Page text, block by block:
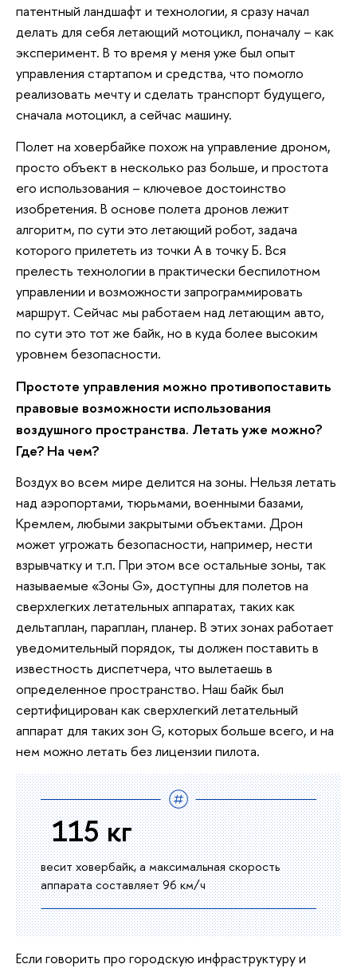
патентный ландшафт и технологии, я сразу начал
делать для себя летающий мотоцикл, поначалу – как
эксперимент. В то время у меня уже был опыт
управления стартапом и средства, что помогло
реализовать мечту и сделать транспорт будущего,
сначала мотоцикл, а сейчас машину.
Полет на ховербайке похож на управление дроном,
просто объект в несколько раз больше, и простота
его использования – ключевое достоинство
изобретения. В основе полета дронов лежит
алгоритм, по сути это летающий робот, задача
которого прилететь из точки А в точку Б. Вся
прелесть технологии в практически беспилотном
управлении и возможности запрограммировать
маршрут. Сейчас мы работаем над летающим авто,
по сути это тот же байк, но в куда более высоким
уровнем безопасности.
Простоте управления можно противопоставить
правовые возможности использования
воздушного пространства. Летать уже можно?
Где? На чем?
Воздух во всем мире делится на зоны. Нельзя летать
над аэропортами, тюрьмами, военными базами,
Кремлем, любыми закрытыми объектами. Дрон
может угрожать безопасности, например, нести
взрывчатку и т.п. При этом все остальные зоны, так
называемые «Зоны G», доступны для полетов на
сверхлегких летательных аппаратах, таких как
дельтаплан, параплан, планер. В этих зонах работает
уведомительный порядок, ты должен поставить в
известность диспетчера, что вылетаешь в
определенное пространство. Наш байк был
сертифицирован как сверхлегкий летательный
аппарат для таких зон G, которых больше всего, и на
нем можно летать без лицензии пилота.
115 кг
весит ховербайк, а максимальная скорость
аппарата составляет 96 км/ч
Если говорить про городскую инфраструктуру и